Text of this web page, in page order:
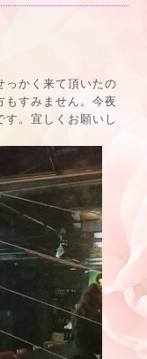
っかく来て頂いたの
もすみません。今夜
す。宜しくお願いし